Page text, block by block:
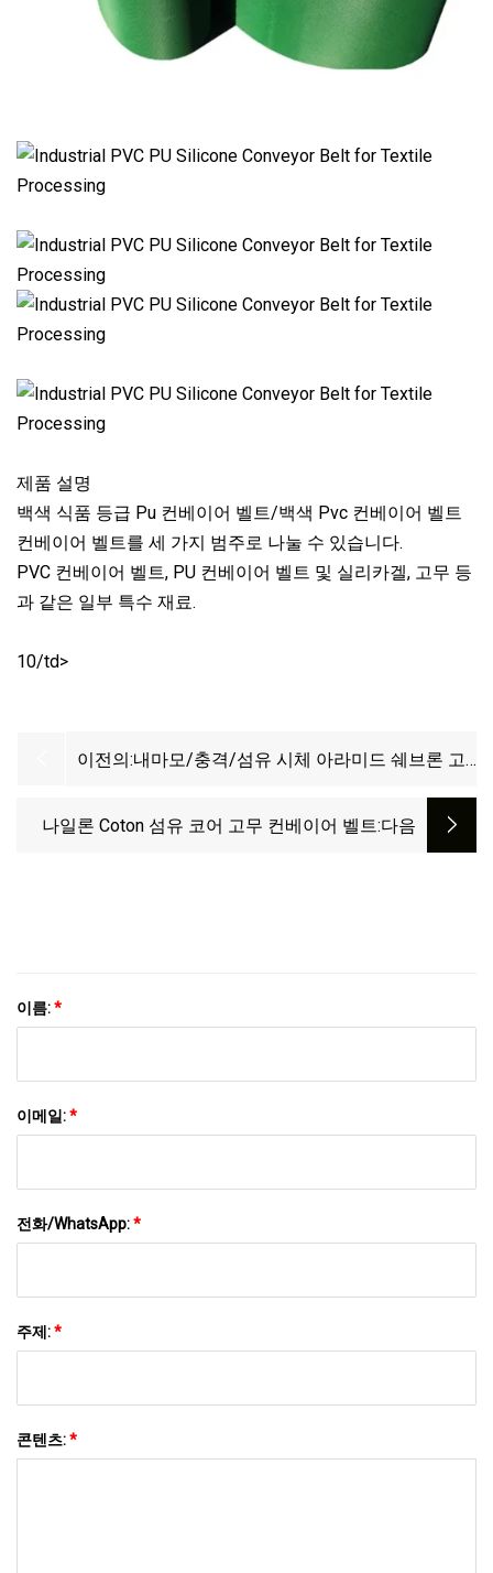
제품 설명
백색 식품 등급 Pu 컨베이어 벨트/백색 Pvc 컨베이어 벨트
컨베이어 벨트를 세 가지 범주로 나눌 수 있습니다.
PVC 컨베이어 벨트, PU 컨베이어 벨트 및 실리카겔, 고무 등
과 같은 일부 특수 재료.
10/td>
이전의:내마모/충격/섬유 시체 아라미드 쉐브론 고
작업용 컨베이어 벨트
나일론 Coton 섬유 코어 고무 컨베이어 벨트:다음
이름:*
이메일:*
전화/WhatsApp:*
주제:*
콘텐츠:*